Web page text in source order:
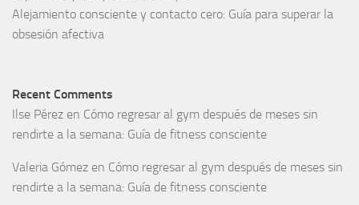
Alejamiento consciente y contacto cero: Guía para superar la
obsesión afectiva
Recent Comments
Ilse Pérez en Cómo regresar al gym después de meses sin
rendirte a la semana: Guía de fitness consciente
Valeria Gómez en Cómo regresar al gym después de meses sin
rendirte a la semana: Guía de fitness consciente